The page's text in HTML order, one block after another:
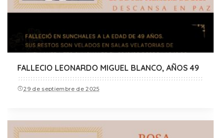
FALLECIO LEONARDO MIGUEL BLANCO, AÑOS 49
29 de septiembre de 2025